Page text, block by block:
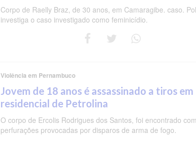
Corpo de Raelly Braz, de 30 anos, em Camaragibe. caso.
investiga o caso investigado como feminicídio.
Violência em Pernambuco
Jovem de 18 anos é assassinado a tiros em
residencial de Petrolina
O corpo de Ercolis Rodrigues dos Santos, foi encontrado
perfurações provocadas por disparos de arma de fogo.